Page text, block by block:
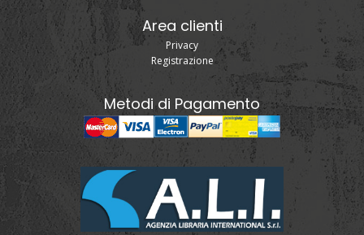
Area clienti
Privacy
Registrazione
Metodi di Pagamento